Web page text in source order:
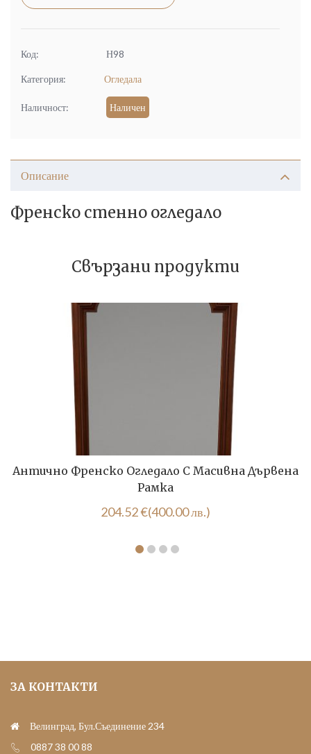
Код: Н98
Категория: Огледала
Наличност: Наличен
Описание
Френско стенно огледало
Свързани продукти
Антично Френско Огледало С Масивна Дървена
Рамка
204.52€(400.00 лв.)
ЗА КОНТАКТИ
Велинград, Бул.Съединение 234
0887 38 00 88